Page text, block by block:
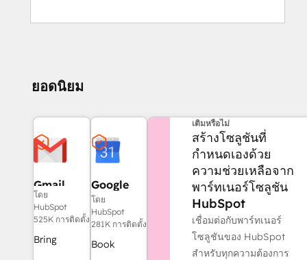
ยอดนิยม
Gmail
โดย
HubSpot
525K การติดตั้ง
Bring
Google
Calendar
โดย
HubSpot
281K การติดตั้ง
Book
เติมหรือไม่
สร้างโซลูชันที่
กำหนดเองด้วย
ความช่วยเหลือจาก
พาร์ทเนอร์โซลูชัน
HubSpot
เชื่อมต่อกับพาร์ทเนอร์
โซลูชันของ HubSpot
สำหรับทุกความต้องการ